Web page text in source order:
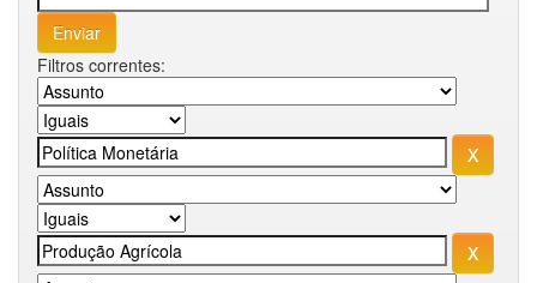
Filtros correntes: